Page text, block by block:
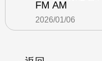
FM AM
2026/01/06